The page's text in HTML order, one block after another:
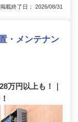
載終了日： 2026/08/31
・メンテナン
万円以上も！｜